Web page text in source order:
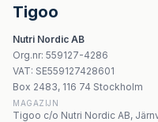
Aura Herbals - My
Scitec Nutrition -
YANGO Witamina B6
YANGO Siarczan
Tigoo
Nutri Nordic AB
Org.nr: 559127-4286
VAT: SE559127428601
Box 2483, 116 74 Stockholm
MAGAZIJN
Tigoo c/o Nutri Nordic AB,